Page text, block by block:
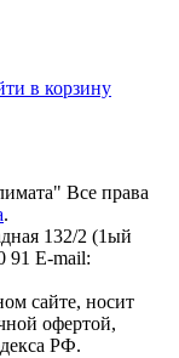
в корзину
Все права
.
132/2 (1ый
91 E-mail:
сайте, носит
офертой,
РФ.